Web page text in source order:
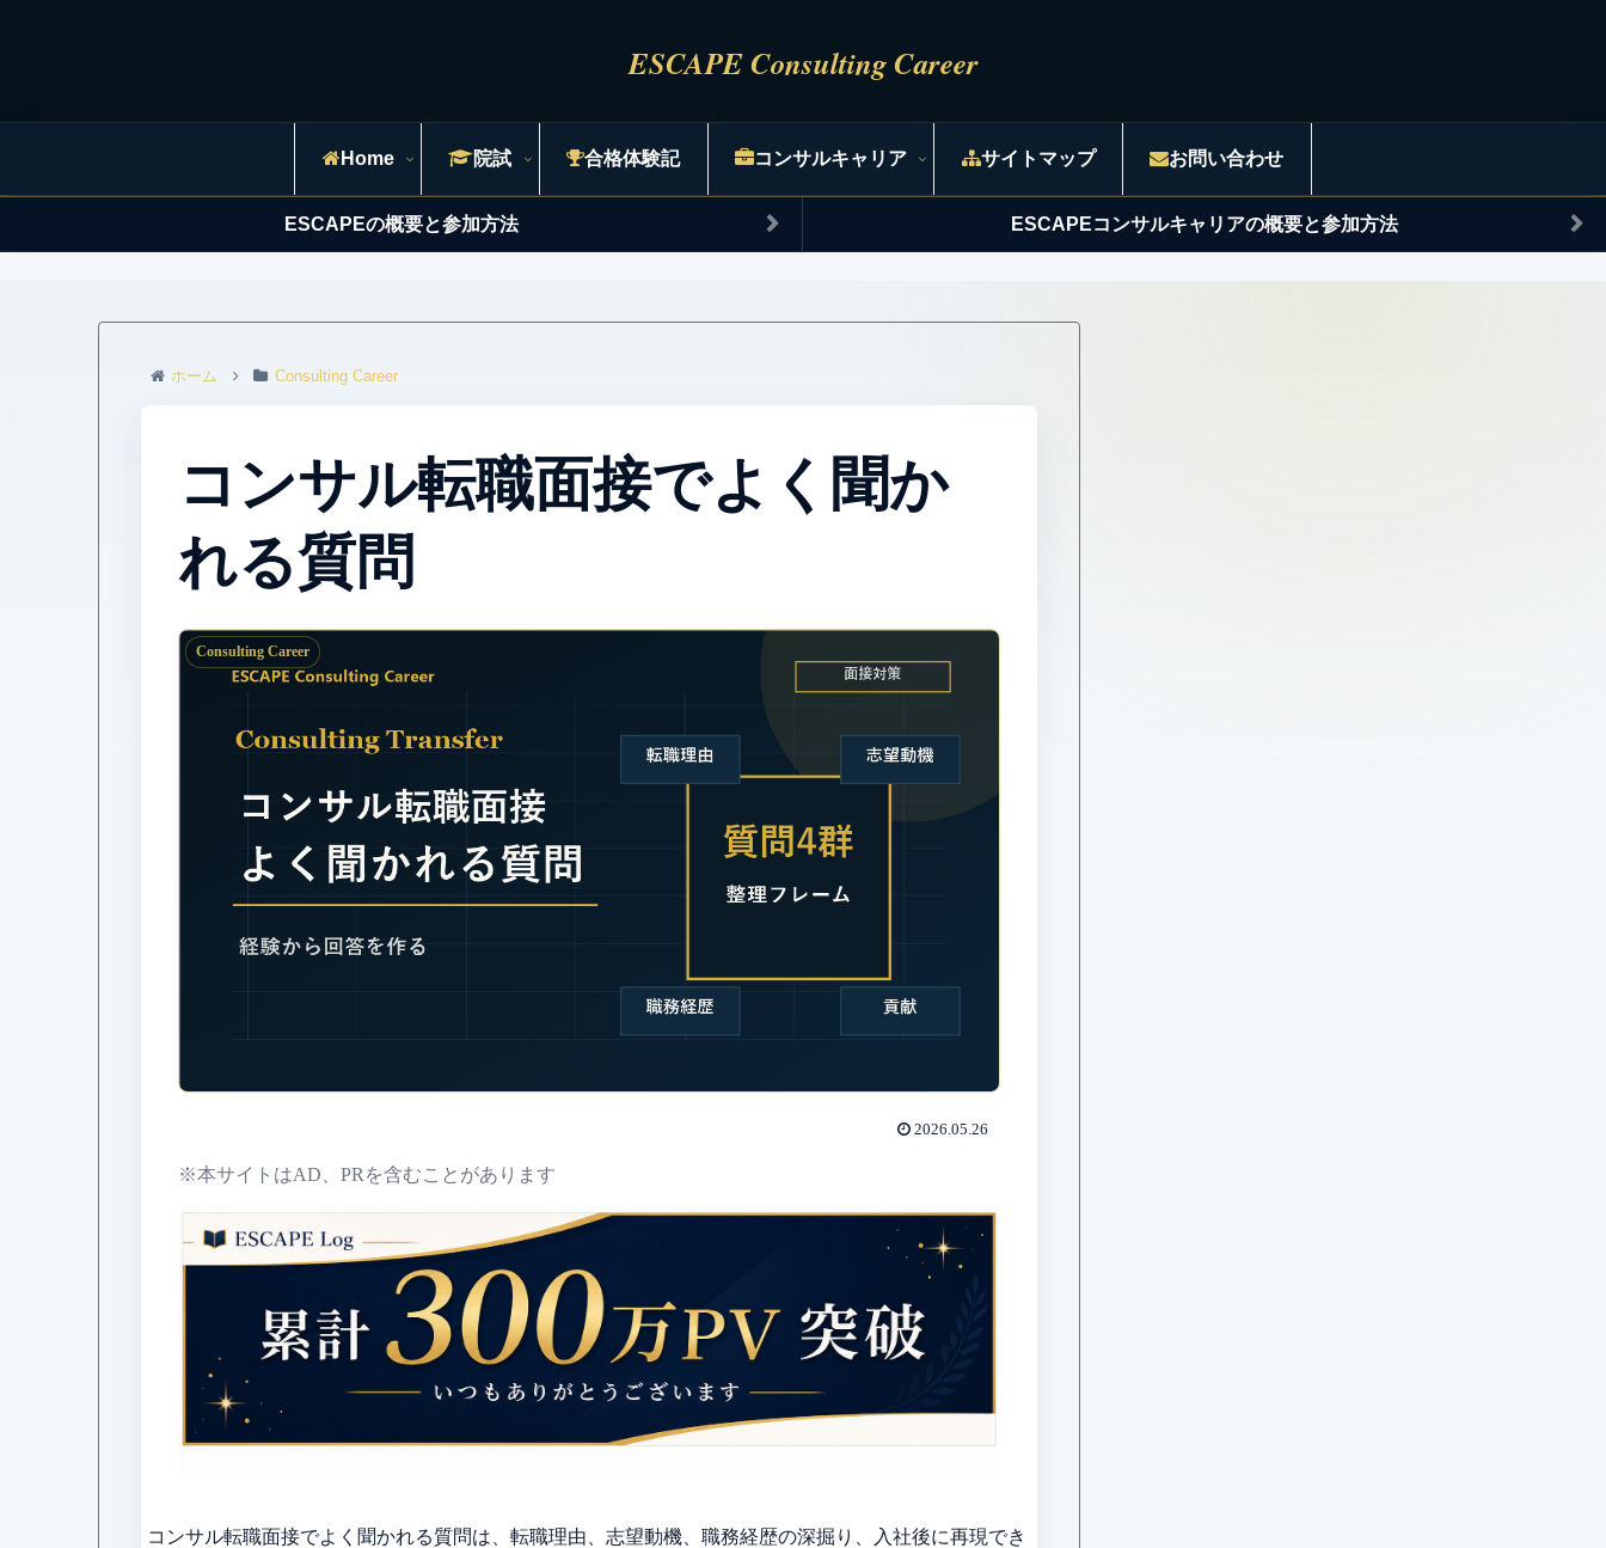
Home 院試 合格体験記 コンサルキャリア サイトマップ お問い合わせ
ESCAPEの概要と参加方法 ESCAPEコンサルキャリアの概要と参加方法
ホーム Consulting Career
コンサル転職面接でよく聞か
れる質問
Consulting Career
2026.05.26
※本サイトはAD、PRを含むことがあります
コンサル転職面接でよく聞かれる質問は、転職理由、志望動機、職務経歴の深掘り、入社後に再現でき